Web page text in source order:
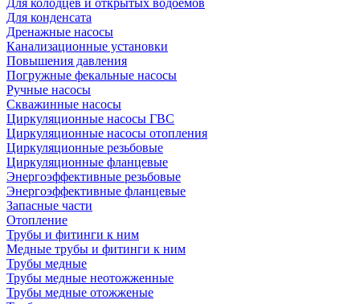
Для конденсата
Дренажные насосы
Канализационные установки
Повышения давления
Погружные фекальные насосы
Ручные насосы
Скважинные насосы
Циркуляционные насосы ГВС
Циркуляционные насосы отопления
Циркуляционные резьбовые
Циркуляционные фланцевые
Энергоэффективные резьбовые
Энергоэффективные фланцевые
Запасные части
Отопление
Трубы и фитинги к ним
Медные трубы и фитинги к ним
Трубы медные
Трубы медные неотожженные
Трубы медные отожженые